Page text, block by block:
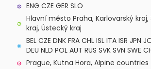
ENG CZE GER SLO
Hlavní město Praha, Karlovarský
kraj, Ústecký kraj
BEL CZE DNK FRA CHL ISL ITA ISR JPN
DEU NLD POL AUT RUS SVK SVN SWE
Prague, Kutna Hora, Alpine countries